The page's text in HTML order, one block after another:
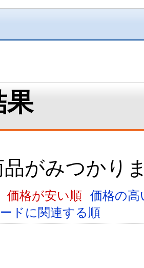
果
品がみつかり
価格が安い順 価格の
ドに関連する順